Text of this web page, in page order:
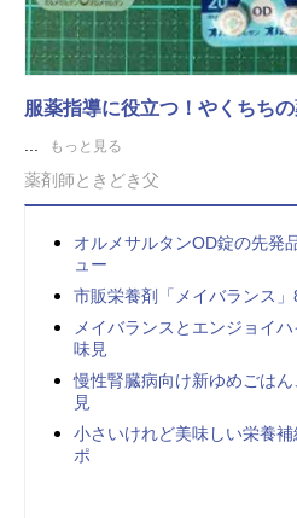
服薬指導に役立つ！やくちち
もっと見る
薬剤師ときどき父
オルメサルタンOD錠の先発
ュー
市販栄養剤「メイバランス
メイバランスとエンジョイ
味見
慢性腎臓病向け新ゆめごは
見
小さいけれど美味しい栄養
ポ